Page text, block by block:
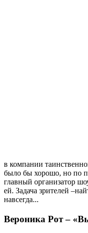
в компании
было бы хорошо, но по
главный организатор
ей. Задача зрителей
навсегда...
Вероника Рот –